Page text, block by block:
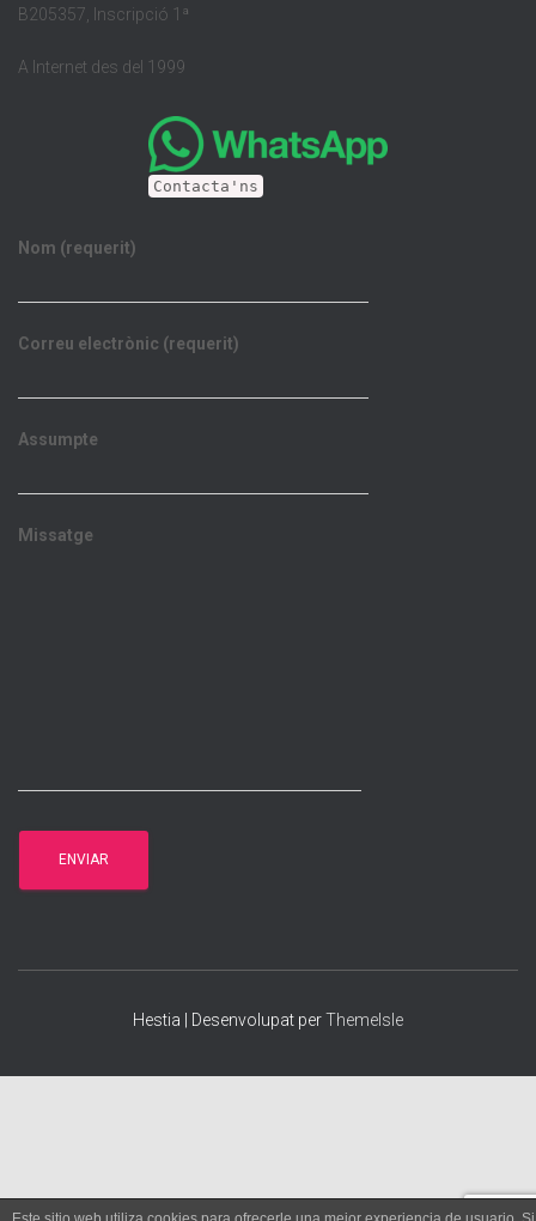
B205357, Inscripció 1ª
A Internet des del 1999
Contacta'ns
Nom (requerit)
Correu electrònic (requerit)
Assumpte
Missatge
Hestia | Desenvolupat perThemeIsle